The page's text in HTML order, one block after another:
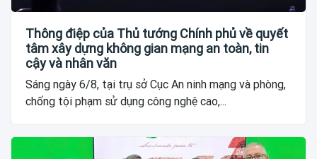
Thông điệp của Thủ tướng Chính phủ về quyết
tâm xây dựng không gian mạng an toàn, tin
cậy và nhân văn
Sáng ngày 6/8, tại trụ sở Cục An ninh mạng và phòng,
chống tội phạm sử dụng công nghệ cao,...